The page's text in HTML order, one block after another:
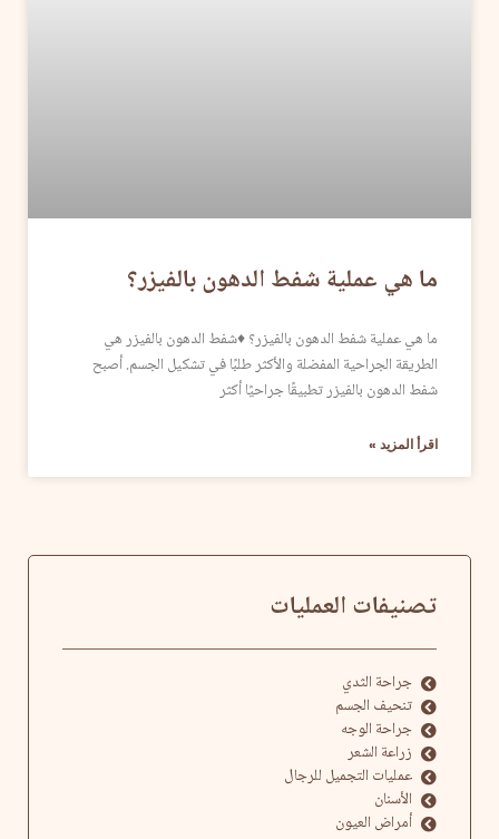
ما هي عملية شفط الدهون بالفيزر؟
ما هي عملية شفط الدهون بالفيزر؟ ♦شفط الدهون بالفيزر هي
الطريقة الجراحية المفضلة والأكثر طلبًا في تشكيل الجسم. أصبح
شفط الدهون بالفيزر تطبيقًا جراحيًا أكثر
اقرأ المزيد »
تصنيفات العمليات
جراحة الثدي
تنحيف الجسم
جراحة الوجه
زراعة الشعر
عمليات التجميل للرجال
الأسنان
أمراض العيون